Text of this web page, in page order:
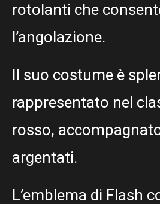
rotolanti che
l’angolazione.
Il suo costume è
rappresentato nel
rosso,
argentati.
L’emblema di Flash